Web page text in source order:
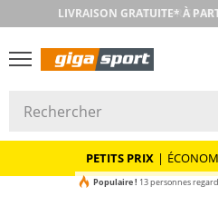
LIVRAISON GRATUITE* À
RETOUR SOUS
PETITS PRIX |
Populaire ! 13 personnes